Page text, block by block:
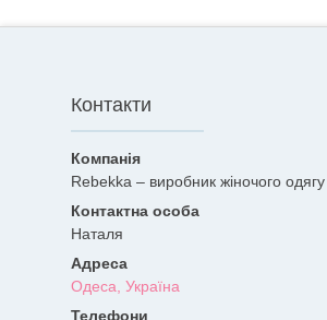
Контакти
Rebekka – виробник жіночого одягу
Наталя
Одеса, Україна